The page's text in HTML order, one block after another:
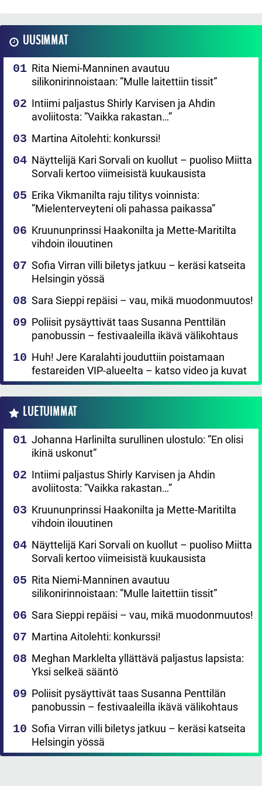
UUSIMMAT
Rita Niemi-Manninen avautuu
silikonirinnoistaan: ”Mulle laitettiin tissit”
Intiimi paljastus Shirly Karvisen ja Ahdin
avoliitosta: ”Vaikka rakastan…”
Martina Aitolehti: konkurssi!
Näyttelijä Kari Sorvali on kuollut – puoliso Miitta
Sorvali kertoo viimeisistä kuukausista
Erika Vikmanilta raju tilitys voinnista:
”Mielenterveyteni oli pahassa paikassa”
Kruununprinssi Haakonilta ja Mette-Maritilta
vihdoin ilouutinen
Sofia Virran villi biletys jatkuu – keräsi katseita
Helsingin yössä
Sara Sieppi repäisi – vau, mikä muodonmuutos!
Poliisit pysäyttivät taas Susanna Penttilän
panobussin – festivaaleilla ikävä välikohtaus
Huh! Jere Karalahti jouduttiin poistamaan
festareiden VIP-alueelta – katso video ja kuvat
LUETUIMMAT
Johanna Harlinilta surullinen ulostulo: ”En olisi
ikinä uskonut”
Intiimi paljastus Shirly Karvisen ja Ahdin
avoliitosta: ”Vaikka rakastan…”
Kruununprinssi Haakonilta ja Mette-Maritilta
vihdoin ilouutinen
Näyttelijä Kari Sorvali on kuollut – puoliso Miitta
Sorvali kertoo viimeisistä kuukausista
Rita Niemi-Manninen avautuu
silikonirinnoistaan: ”Mulle laitettiin tissit”
Sara Sieppi repäisi – vau, mikä muodonmuutos!
Martina Aitolehti: konkurssi!
Meghan Marklelta yllättävä paljastus lapsista:
Yksi selkeä sääntö
Poliisit pysäyttivät taas Susanna Penttilän
panobussin – festivaaleilla ikävä välikohtaus
Sofia Virran villi biletys jatkuu – keräsi katseita
Helsingin yössä